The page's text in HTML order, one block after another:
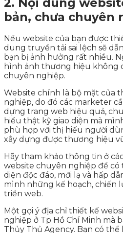
bản, chưa chuyên
Nếu website của bạn được
dung truyền tải sai lệch sẽ
bạn bị ảnh hưởng rất nhiều.
hình ảnh thương hiệu không
chuyên nghiệp.
Website chính là bộ mặt của
nghiệp, do đó các marketer
dựng trang web hiệu quả,
hiểu thật kỹ giao diện mà
phù hợp với thị hiếu người
xây dựng được thương hiệu
Hãy tham khảo thông tin ở
website chuyên nghiệp để có
diện độc đáo, mới lạ và hấp
mình những kế hoạch, chiến
triển web.
Một gợi ý địa chỉ thiết kế
nghiệp ở Tp Hồ Chí Minh mà
Thủy Thủ Agency. Bạn có